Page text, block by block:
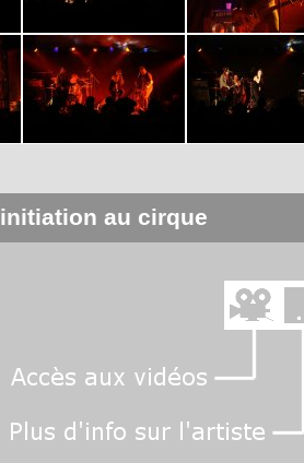
initiation au cirque